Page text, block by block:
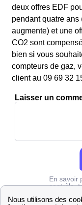
deux offres EDF
pendant quatre ans
augmente) et une
CO2 sont
bien si vous
compteurs de gaz,
client au 09 69 32
Laisser un
En savoir
contrôle,